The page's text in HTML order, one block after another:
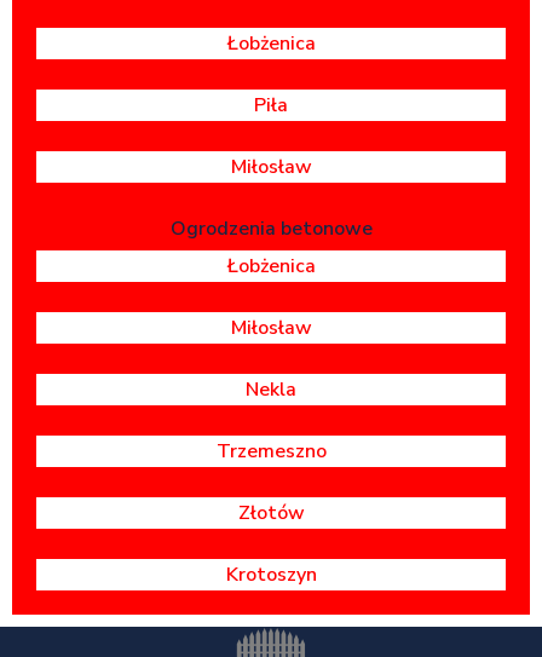
Łobżenica
Piła
Miłosław
Ogrodzenia betonowe
Łobżenica
Miłosław
Nekla
Trzemeszno
Złotów
Krotoszyn